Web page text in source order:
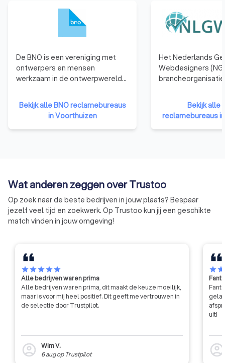
De BNO is een vereniging met
ontwerpers en mensen
werkzaam in de ontwerpwereld
vertegenwoordigt en versterkt
ontwerpers in Nederland.
Bekijk alle BNO reclamebureaus
in Voorthuizen
Het Nederlands
Webdesigners
die zijn
hebben namelijk
de nodige kennis,
vaardigheden te
gedragscode van
betekent dat ze
eigen gang kunnen
moeten voldoen
Bekijk alle
reclamebureaus
Wat anderen zeggen over Trustoo
Op zoek naar de beste bedrijven in jouw plaats? Bespaar
jezelf veel tijd en zoekwerk. Op Trustoo kun jij een geschikte
match vinden in jouw omgeving!
starstarstarstarstar
Alle bedrijven waren prima
Alle bedrijven waren prima, dit maakt de keuze moeilijk,
maar is voor mij heel positief. Dit geeft me vertrouwen in
de selectie door Trustpilot.
account_circle
Wim V.
6 augop Trustpilot
starstar
uit!
account_circle